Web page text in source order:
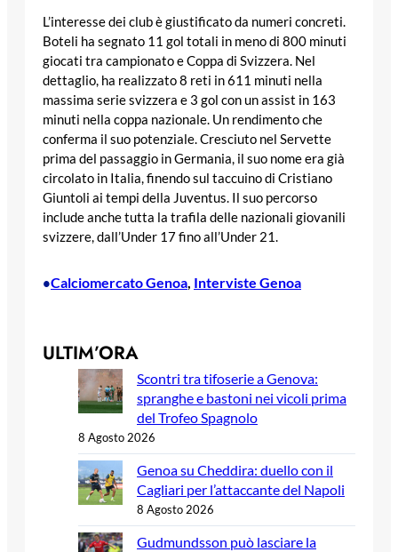
L’interesse dei club è giustificato da numeri concreti.
Boteli ha segnato 11 gol totali in meno di 800 minuti
giocati tra campionato e Coppa di Svizzera. Nel
dettaglio, ha realizzato 8 reti in 611 minuti nella
massima serie svizzera e 3 gol con un assist in 163
minuti nella coppa nazionale. Un rendimento che
conferma il suo potenziale. Cresciuto nel Servette
prima del passaggio in Germania, il suo nome era già
circolato in Italia, finendo sul taccuino di Cristiano
Giuntoli ai tempi della Juventus. Il suo percorso
include anche tutta la trafila delle nazionali giovanili
svizzere, dall’Under 17 fino all’Under 21.
•Calciomercato Genoa, Interviste Genoa
ULTIM’ORA
Scontri tra tifoserie a Genova:
spranghe e bastoni nei vicoli prima
del Trofeo Spagnolo
8 Agosto 2026
Genoa su Cheddira: duello con il
Cagliari per l’attaccante del Napoli
8 Agosto 2026
Gudmundsson può lasciare la